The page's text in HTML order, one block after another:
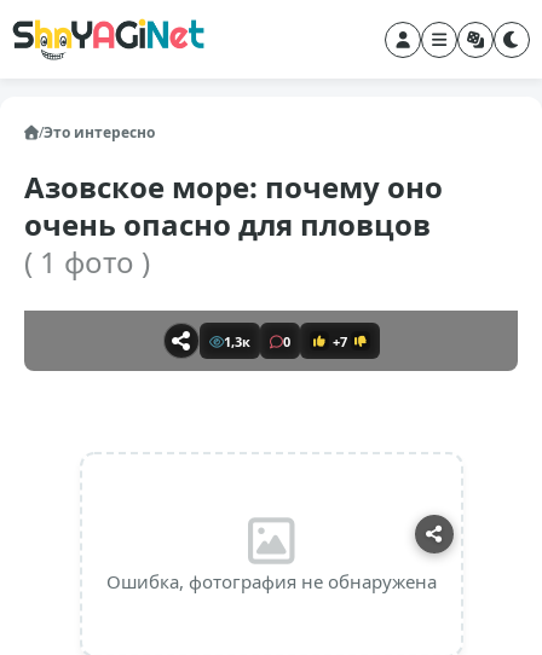
/Это интересно
Азовское море: почему оно
очень опасно для пловцов
( 1 фото )
1,3к 0 +7
Ошибка, фотография не обнаружена